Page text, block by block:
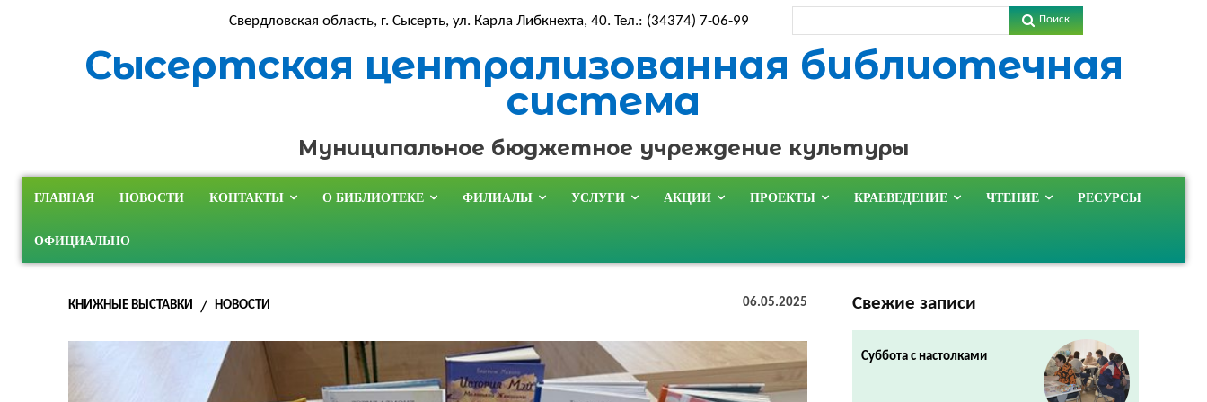
Свердловская область, г. Сысерть, ул. Карла Либкнехта, 40. Тел.: (34374) 7-06-99 Поиск
Сысертская централизованная библиотечная
система
Муниципальное бюджетное учреждение культуры
ГЛАВНАЯ НОВОСТИ КОНТАКТЫ О БИБЛИОТЕКЕ ФИЛИАЛЫ УСЛУГИ АКЦИИ ПРОЕКТЫ КРАЕВЕДЕНИЕ ЧТЕНИЕ РЕСУРСЫ
ОФИЦИАЛЬНО
КНИЖНЫЕ ВЫСТАВКИ НОВОСТИ 06.05.2025 Свежие записи
Суббота с настолками